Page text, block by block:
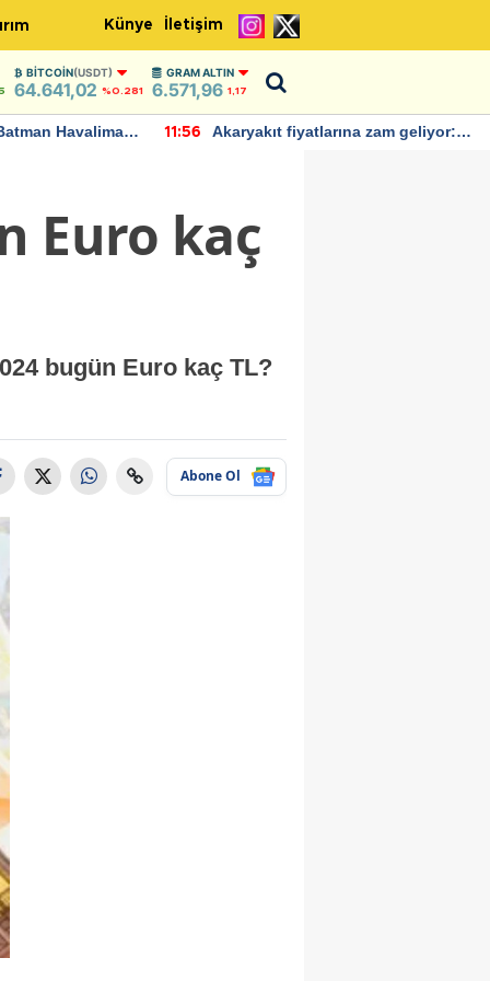
Künye İletişim
BITCOIN(USDT)
64.641,02 %0.281
GRAM ALTIN
6.571,96 1,17
Havalimanı
11:56
Akaryakıt fiyatlarına zam geliyor:
Euro kaç
bugün Euro kaç TL?
Abone Ol